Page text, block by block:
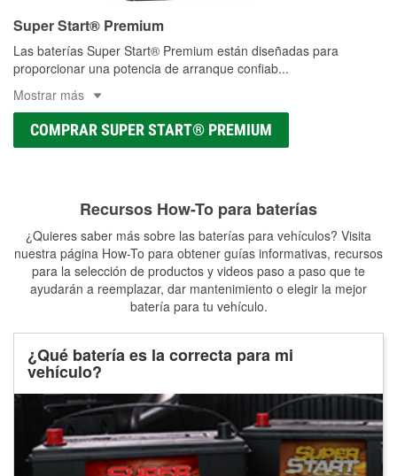
Super Start® Premium
Las baterías Super Start® Premium están diseñadas para
proporcionar una potencia de arranque confiab...
Mostrar más
COMPRAR SUPER START® PREMIUM
Recursos How-To para baterías
¿Quieres saber más sobre las baterías para vehículos? Visita
nuestra página How-To para obtener guías informativas, recursos
para la selección de productos y videos paso a paso que te
ayudarán a reemplazar, dar mantenimiento o elegir la mejor
batería para tu vehículo.
¿Qué batería es la correcta para mi
vehículo?